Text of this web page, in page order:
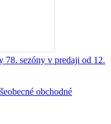
sezóny v predaji od 12.
obchodné